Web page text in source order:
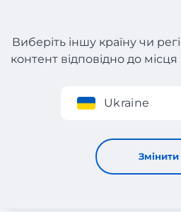
Реєстрація
Виберіть іншу країну чи
контент відповідно до
Ukraine
Змінити
TROTTERS